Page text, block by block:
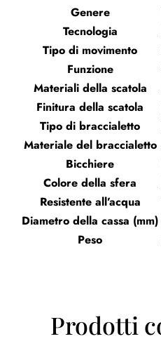
Genere
Tecnologia
Tipo di movimento
Funzione
Materiali della scatola
Finitura della scatola
Tipo di braccialetto
Materiale del braccialetto
Bicchiere
Colore della sfera
Resistente all’acqua
Diametro della cassa (mm)
Peso
Prodotti